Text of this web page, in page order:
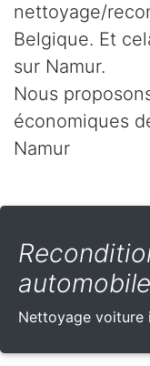
nettoyage/
Belgique. Et
sur Namur.
Nous
économiques
Namur
automobile
Nettoyage voiture